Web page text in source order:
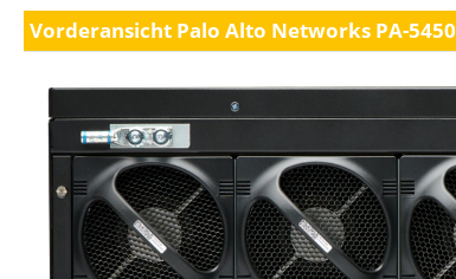
Vorderansicht Palo Alto Networks PA-5450